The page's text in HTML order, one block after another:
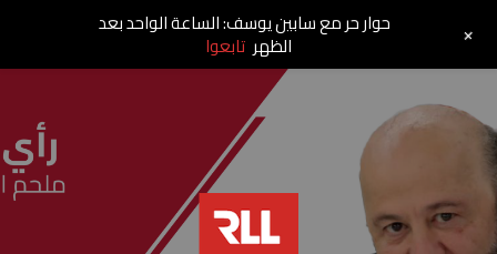
حوار حر مع سابين يوسف: الساعة الواحد بعد
الظهر تابعوا +